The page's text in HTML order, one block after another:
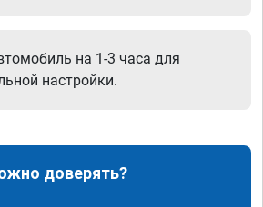
на 1-3 часа для
настройки.
доверять?